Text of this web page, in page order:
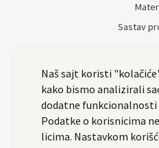
Sastav
Naš sajt koristi
kako bismo analizirali
dodatne
Podatke o korisnicima
licima. Nastavkom